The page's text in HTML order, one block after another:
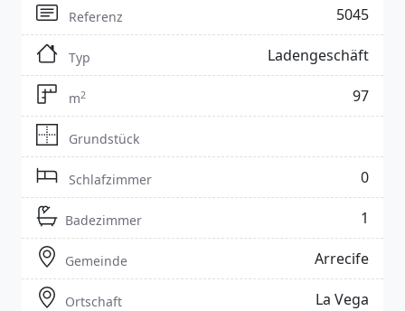
Referenz 5045
Typ Ladengeschäft
m2 97
Grundstück
Schlafzimmer 0
Badezimmer 1
Gemeinde Arrecife
Ortschaft La Vega